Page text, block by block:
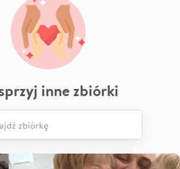
inne zbiórki